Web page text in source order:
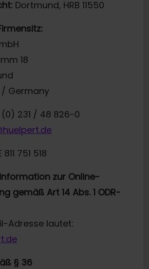
Dortmund, HRB 11550
18
Germany
231 / 48 826-0
811 751 518
zur Online-
gemäß Art 14 Abs. 1 ODR-
Adresse lautet:
§ 36